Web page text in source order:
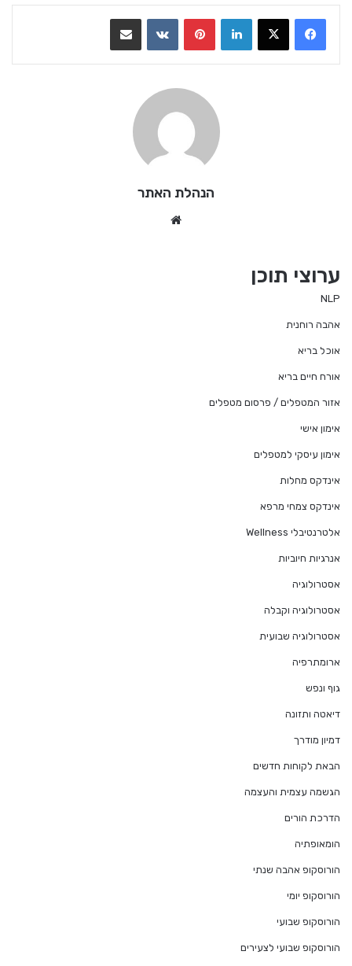
LinkedIn
VKontakte
הנהלת האתר
ערוצי תוכן
NLP
אהבה רוחנית
אוכל בריא
אורח חיים בריא
אזור המטפלים / פרסום מטפלים
אימון אישי
אימון עיסקי למטפלים
אינדקס מחלות
אינדקס צמחי מרפא
אלטרנטיבלי Wellness
אנרגיות חיוביות
אסטרולוגיה
אסטרולוגיה וקבלה
אסטרולוגיה שבועית
ארומתרפיה
גוף ונפש
דיאטה ותזונה
דמיון מודרך
הבאת לקוחות חדשים
הגשמה עצמית והעצמה
הדרכת הורים
הומאופתיה
הורוסקופ אהבה שנתי
הורוסקופ יומי
הורוסקופ שבועי
הורוסקופ שבועי לצעירים